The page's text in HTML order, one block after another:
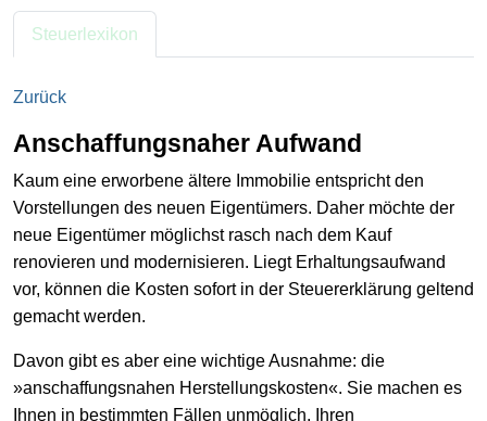
Steuerlexikon
Zurück
Anschaffungsnaher Aufwand
Kaum eine erworbene ältere Immobilie entspricht den
Vorstellungen des neuen Eigentümers. Daher möchte der
neue Eigentümer möglichst rasch nach dem Kauf
renovieren und modernisieren. Liegt Erhaltungsaufwand
vor, können die Kosten sofort in der Steuererklärung geltend
gemacht werden.
Davon gibt es aber eine wichtige Ausnahme: die
»anschaffungsnahen Herstellungskosten«. Sie machen es
Ihnen in bestimmten Fällen unmöglich, Ihren